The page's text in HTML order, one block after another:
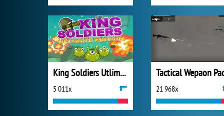
King Soldiers Utlimate Edition
5 011x 21 968x